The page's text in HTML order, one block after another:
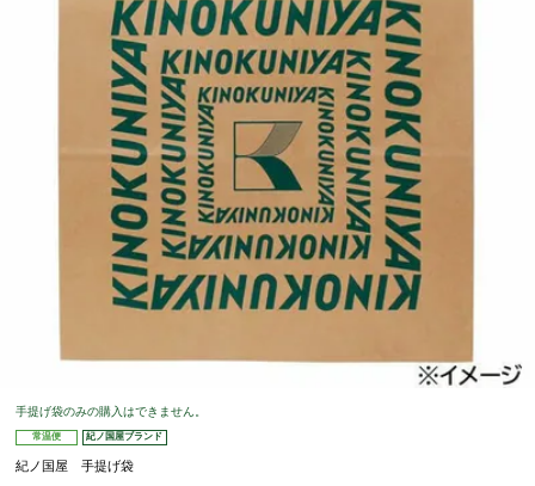
手提げ袋のみの購入はできません。
常温便 紀ノ国屋ブランド
紀ノ国屋 手提げ袋